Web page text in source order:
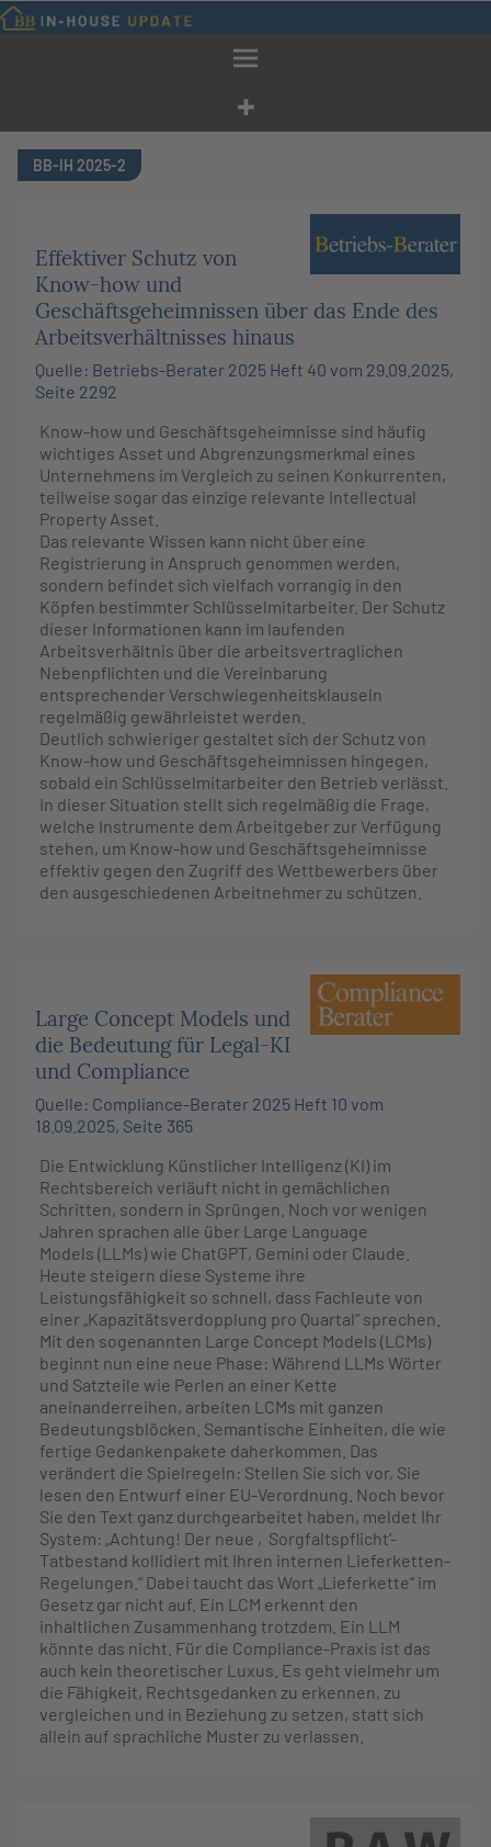
Zum
Inhalt
BB-IH 2025-2
Effektiver Schutz von
Know-how und
Geschäftsgeheimnissen über das Ende des
Arbeitsverhältnisses hinaus
Quelle: Betriebs-Berater 2025 Heft 40 vom 29.09.2025,
Seite 2292
Know-how und Geschäftsgeheimnisse sind häufig
wichtiges Asset und Abgrenzungsmerkmal eines
Unternehmens im Vergleich zu seinen Konkurrenten,
teilweise sogar das einzige relevante Intellectual
Property Asset.
Das relevante Wissen kann nicht über eine
Registrierung in Anspruch genommen werden,
sondern befindet sich vielfach vorrangig in den
Köpfen bestimmter Schlüsselmitarbeiter. Der Schutz
dieser Informationen kann im laufenden
Arbeitsverhältnis über die arbeitsvertraglichen
Nebenpflichten und die Vereinbarung
entsprechender Verschwiegenheitsklauseln
regelmäßig gewährleistet werden.
Deutlich schwieriger gestaltet sich der Schutz von
Know-how und Geschäftsgeheimnissen hingegen,
sobald ein Schlüsselmitarbeiter den Betrieb verlässt.
In dieser Situation stellt sich regelmäßig die Frage,
welche Instrumente dem Arbeitgeber zur Verfügung
stehen, um Know-how und Geschäftsgeheimnisse
effektiv gegen den Zugriff des Wettbewerbers über
den ausgeschiedenen Arbeitnehmer zu schützen.
Large Concept Models und
die Bedeutung für Legal-KI
und Compliance
Quelle: Compliance-Berater 2025 Heft 10 vom
18.09.2025, Seite 365
Die Entwicklung Künstlicher Intelligenz (KI) im
Rechtsbereich verläuft nicht in gemächlichen
Schritten, sondern in Sprüngen. Noch vor wenigen
Jahren sprachen alle über Large Language
Models (LLMs) wie ChatGPT, Gemini oder Claude.
Heute steigern diese Systeme ihre
Leistungsfähigkeit so schnell, dass Fachleute von
einer „Kapazitätsverdopplung pro Quartal“ sprechen.
Mit den sogenannten Large Concept Models (LCMs)
beginnt nun eine neue Phase: Während LLMs Wörter
und Satzteile wie Perlen an einer Kette
aneinanderreihen, arbeiten LCMs mit ganzen
Bedeutungsblöcken. Semantische Einheiten, die wie
fertige Gedankenpakete daherkommen. Das
verändert die Spielregeln: Stellen Sie sich vor, Sie
lesen den Entwurf einer EU-Verordnung. Noch bevor
Sie den Text ganz durchgearbeitet haben, meldet Ihr
System: „Achtung! Der neue ‚Sorgfaltspflicht‘-
Tatbestand kollidiert mit Ihren internen Lieferketten-
Regelungen.“ Dabei taucht das Wort „Lieferkette“ im
Gesetz gar nicht auf. Ein LCM erkennt den
inhaltlichen Zusammenhang trotzdem. Ein LLM
könnte das nicht. Für die Compliance-Praxis ist das
auch kein theoretischer Luxus. Es geht vielmehr um
die Fähigkeit, Rechtsgedanken zu erkennen, zu
vergleichen und in Beziehung zu setzen, statt sich
allein auf sprachliche Muster zu verlassen.